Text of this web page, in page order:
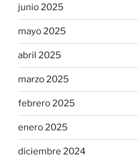
junio 2025
mayo 2025
abril 2025
marzo 2025
febrero 2025
enero 2025
diciembre 2024